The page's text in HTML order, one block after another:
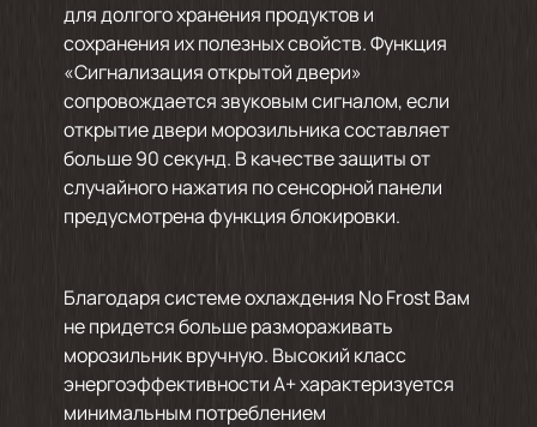
для долгого хранения продуктов и
сохранения их полезных свойств. Функция
«Сигнализация открытой двери»
сопровождается звуковым сигналом, если
открытие двери морозильника составляет
больше 90 секунд. В качестве защиты от
случайного нажатия по сенсорной панели
предусмотрена функция блокировки.
Благодаря системе охлаждения No Frost Вам
не придется больше размораживать
морозильник вручную. Высокий класс
энергоэффективности А+ характеризуется
минимальным потреблением